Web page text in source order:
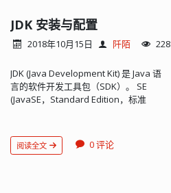
JDK 安装与配置
2018年10月15日 阡陌 228
JDK (Java Development Kit) 是 Java 语
言的软件开发工具包（SDK）。 SE
(JavaSE，Standard Edition，标准
基本组件包括： javac – 编译器，将源程
序转成字节码 jar – 打包工具，将相关的
阅读全文 0 评论